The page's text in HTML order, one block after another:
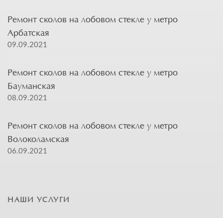
Ремонт сколов на лобовом стекле у метро
Арбатская
09.09.2021
Ремонт сколов на лобовом стекле у метро
Бауманская
08.09.2021
Ремонт сколов на лобовом стекле у метро
Волоколамская
06.09.2021
НАШИ УСЛУГИ